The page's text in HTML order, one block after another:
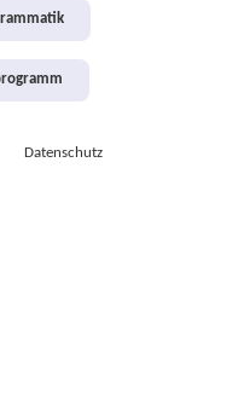
Datenschutz